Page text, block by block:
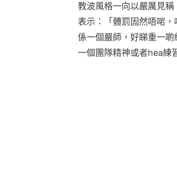
教波風格一向以嚴厲見
表示：「體罰固然唔啱
係一個嚴師，好睇重一
一個團隊精神或者hea練